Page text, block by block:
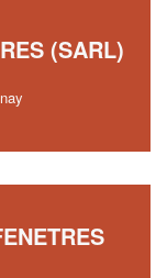
(SARL)